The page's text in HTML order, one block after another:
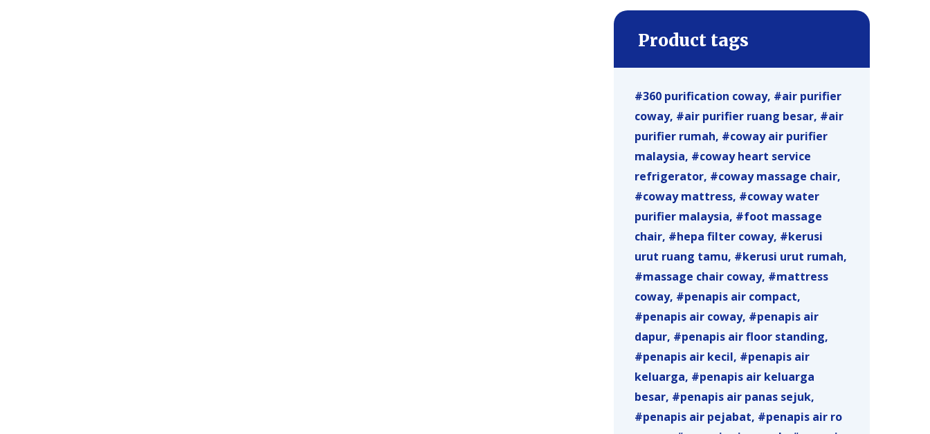
Product tags
360 purification coway
air purifier
coway
air purifier ruang besar
air
purifier rumah
coway air purifier
malaysia
coway heart service
refrigerator
coway massage chair
coway mattress
coway water
purifier malaysia
foot massage
chair
hepa filter coway
kerusi
urut ruang tamu
kerusi urut rumah
massage chair coway
mattress
coway
penapis air compact
penapis air coway
penapis air
dapur
penapis air floor standing
penapis air kecil
penapis air
keluarga
penapis air keluarga
besar
penapis air panas sejuk
penapis air pejabat
penapis air ro